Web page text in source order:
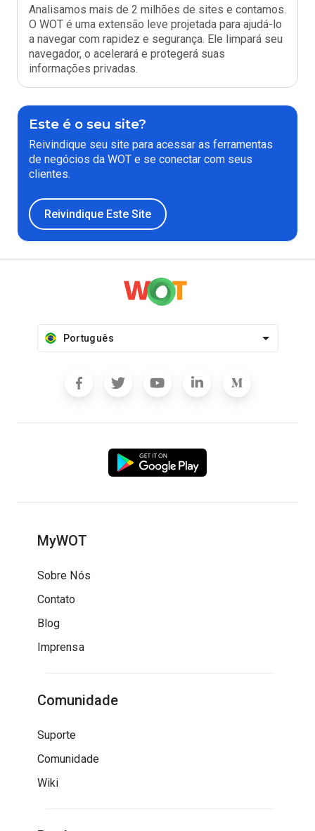
Analisamos mais de 2 milhões de sites e contamos.
O WOT é uma extensão leve projetada para ajudá-lo
a navegar com rapidez e segurança. Ele limpará seu
navegador, o acelerará e protegerá suas
informações privadas.
Este é o seu site?
Reivindique seu site para acessar as ferramentas
de negócios da WOT e se conectar com seus
clientes.
Reivindique Este Site
Português
MyWOT
Sobre Nós
Contato
Blog
Imprensa
Comunidade
Suporte
Comunidade
Wiki